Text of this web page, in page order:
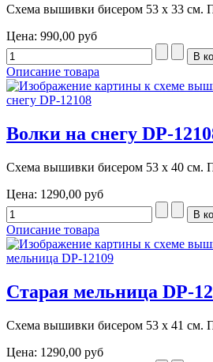
Схема вышивки бисером 53 х 33 см.
Цена: 990,00 руб
Описание товара
Волки на снегу DP-
Схема вышивки бисером 53 х 40 см.
Цена: 1290,00 руб
Описание товара
Старая мельница DP-
Схема вышивки бисером 53 х 41 см.
Цена: 1290,00 руб